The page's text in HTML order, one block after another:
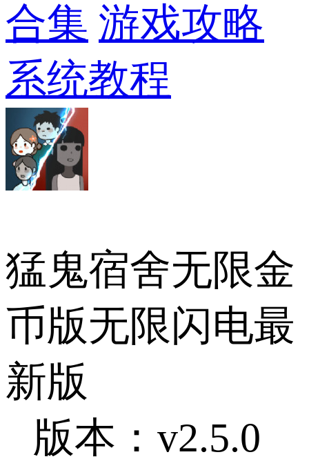
合集 游戏攻略
系统教程
猛鬼宿舍无限金
币版无限闪电最
新版
版本：v2.5.0